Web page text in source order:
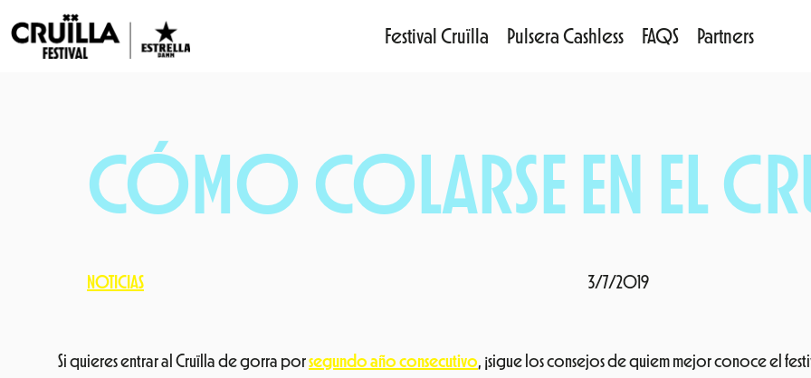
Festival Cruïlla Pulsera Cashless FAQS Partners
CÓMO COLARSE EN EL
NOTICIAS 3/7/2019
Si quieres entrar al Cruïlla de gorra porsegundo año consecutivo, ¡sigue los consejos de quiem mejor conoce el